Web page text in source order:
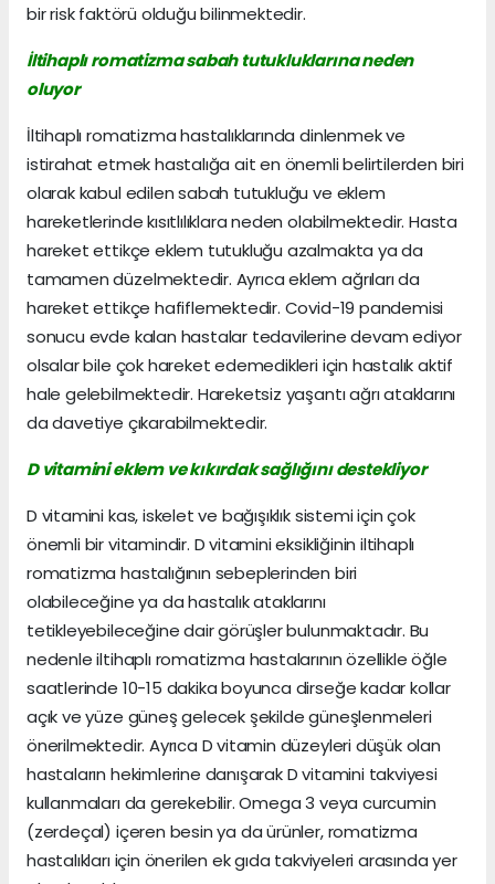
bir risk faktörü olduğu bilinmektedir.
İltihaplı romatizma sabah tutukluklarına neden
oluyor
İltihaplı romatizma hastalıklarında dinlenmek ve
istirahat etmek hastalığa ait en önemli belirtilerden biri
olarak kabul edilen sabah tutukluğu ve eklem
hareketlerinde kısıtlılıklara neden olabilmektedir. Hasta
hareket ettikçe eklem tutukluğu azalmakta ya da
tamamen düzelmektedir. Ayrıca eklem ağrıları da
hareket ettikçe hafiflemektedir. Covid-19 pandemisi
sonucu evde kalan hastalar tedavilerine devam ediyor
olsalar bile çok hareket edemedikleri için hastalık aktif
hale gelebilmektedir. Hareketsiz yaşantı ağrı ataklarını
da davetiye çıkarabilmektedir.
D vitamini eklem ve kıkırdak sağlığını destekliyor
D vitamini kas, iskelet ve bağışıklık sistemi için çok
önemli bir vitamindir. D vitamini eksikliğinin iltihaplı
romatizma hastalığının sebeplerinden biri
olabileceğine ya da hastalık ataklarını
tetikleyebileceğine dair görüşler bulunmaktadır. Bu
nedenle iltihaplı romatizma hastalarının özellikle öğle
saatlerinde 10-15 dakika boyunca dirseğe kadar kollar
açık ve yüze güneş gelecek şekilde güneşlenmeleri
önerilmektedir. Ayrıca D vitamin düzeyleri düşük olan
hastaların hekimlerine danışarak D vitamini takviyesi
kullanmaları da gerekebilir. Omega 3 veya curcumin
(zerdeçal) içeren besin ya da ürünler, romatizma
hastalıkları için önerilen ek gıda takviyeleri arasında yer